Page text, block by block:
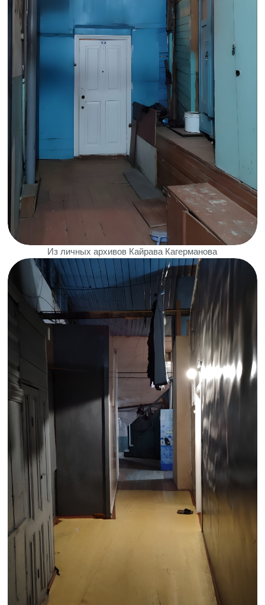
Из личных архивов Кайрава Кагерманова
В ЧЕМ КОНФЛИКТ
Часть жильцов начали протестовать
против расселения после новости о сносе:
«Мы не согласны на расселение, но
согласны временно где-нибудь пожить,
пока наш дом отреставрируют», — такие
комментарии встречаются под постами в
социальных сетях.
«Я слышал, что дом собираются
сносить и расселять уже, наверное,
лет 15. И поэтому относился к этому
как к слухам. Тем более, что здание
историческое. Буквально несколькими
домами спереди судьба у схожих
исторических зданий той же эпохи
сложилась иначе — их
отреставрировали», —
дома.
Жители настаивают на реставрации и
отказываются от расселения. Не